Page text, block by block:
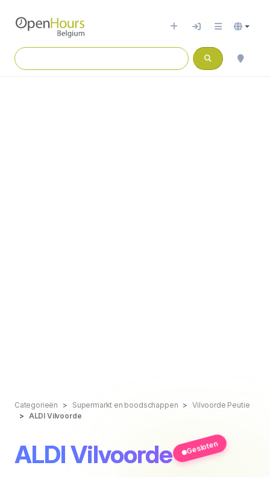
Categorieën Supermarkt en boodschappen
Vilvoorde Peutie
ALDI Vilvoorde
ALDI Vilvoorde Gesloten